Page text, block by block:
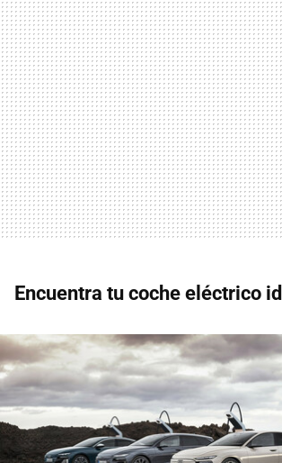
Encuentra tu coche eléctrico